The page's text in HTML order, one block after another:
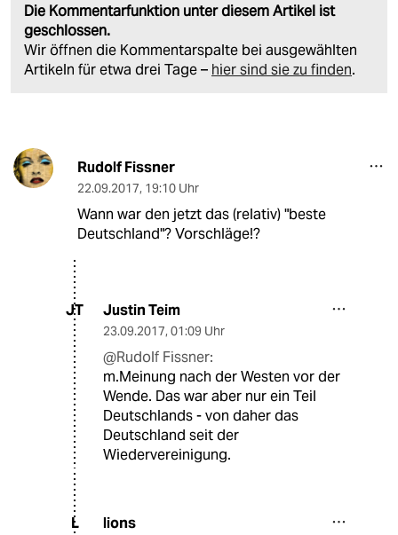
Die Kommentarfunktion unter diesem Artikel ist
geschlossen.
Wir öffnen die Kommentarspalte bei ausgewählten
Artikeln für etwa drei Tage – hier sind sie zu finden.
Rudolf Fissner
22.09.2017, 19:10 Uhr
Wann war den jetzt das (relativ) "beste
Deutschland"? Vorschläge!?
JT Justin Teim
23.09.2017, 01:09 Uhr
@Rudolf Fissner:
m.Meinung nach der Westen vor der
Wende. Das war aber nur ein Teil
Deutschlands - von daher das
Deutschland seit der
Wiedervereinigung.
L lions